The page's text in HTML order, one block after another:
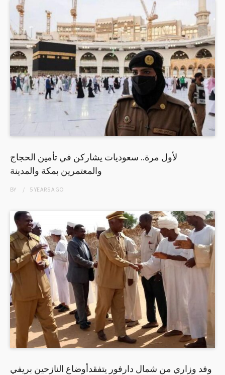
لأول مرة.. سعوديات يشاركن في تأمين الحجاج
والمعتمرين بمكة والمدينة
BY 5 YEARSAGO
وفد وزاري من شمال دارفور يتفقدأوضاع النازحين بريفي